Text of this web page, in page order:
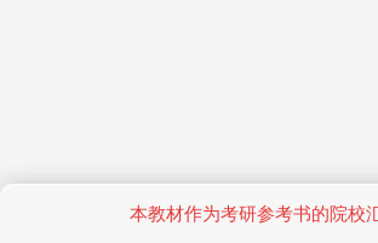
本教材作为考研参考书的院校